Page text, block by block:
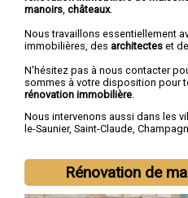
manoirs châteaux.
Nous travaillons essentiellement
immobilières, des architectes et
N'hésitez pas à nous contacter
sommes à votre disposition pour
rénovation immobilière
Nous intervenons aussi dans les
le-Saunier, Saint-Claude,
Rénovation de